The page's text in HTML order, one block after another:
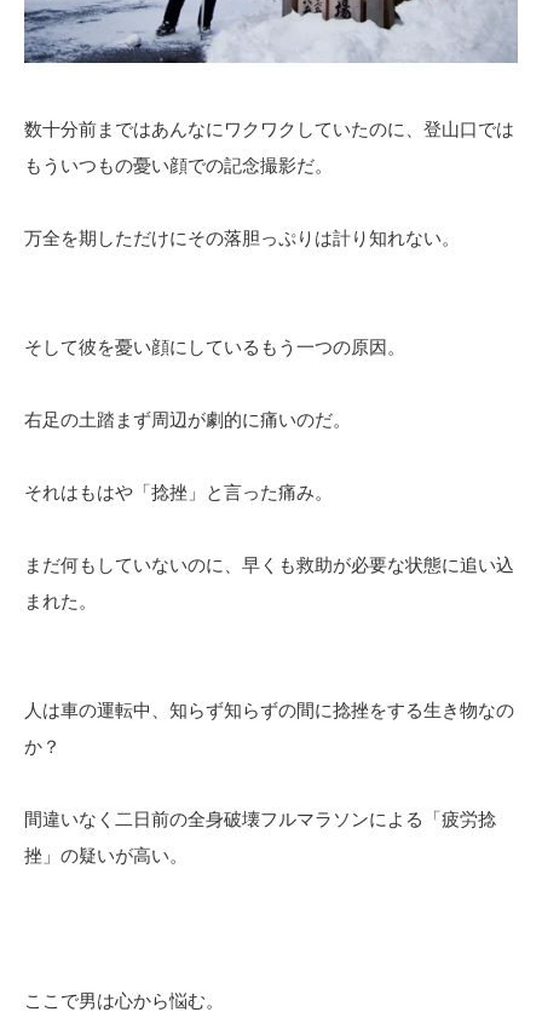
数十分前まではあんなにワクワクしていたのに、登山口では
もういつもの憂い顔での記念撮影だ。
万全を期しただけにその落胆っぷりは計り知れない。
そして彼を憂い顔にしているもう一つの原因。
右足の土踏まず周辺が劇的に痛いのだ。
それはもはや「捻挫」と言った痛み。
まだ何もしていないのに、早くも救助が必要な状態に追い込
まれた。
人は車の運転中、知らず知らずの間に捻挫をする生き物なの
か？
間違いなく二日前の全身破壊フルマラソンによる「疲労捻
挫」の疑いが高い。
ここで男は心から悩む。